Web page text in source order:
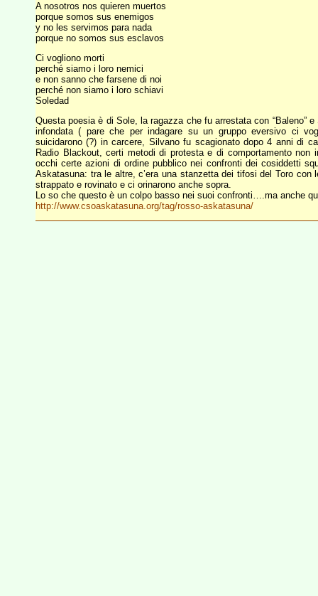
A nosotros nos quieren muertos
porque somos sus enemigos
y no les servimos para nada
porque no somos sus esclavos
Ci vogliono morti
perché siamo i loro nemici
e non sanno che farsene di noi
perché non siamo i loro schiavi
Soledad
Questa poesia è di Sole, la ragazza che fu arrestata con “Baleno”
infondata ( pare che per indagare su un gruppo eversivo ci
suicidarono (?) in carcere, Silvano fu scagionato dopo 4 anni di
Radio Blackout, certi metodi di protesta e di comportamento
occhi certe azioni di ordine pubblico nei confronti dei cosiddetti
Askatasuna: tra le altre, c’era una stanzetta dei tifosi del Toro
strappato e rovinato e ci orinarono anche sopra.
Lo so che questo è un colpo basso nei suoi confronti….ma anche
http://www.csoaskatasuna.org/tag/rosso-askatasuna/